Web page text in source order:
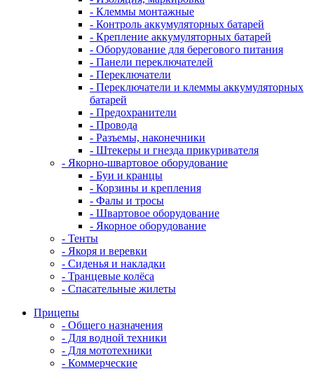
- Клеммы монтажные
- Контроль аккумуляторных батарей
- Крепление аккумуляторных батарей
- Оборудование для берегового питания
- Панели переключателей
- Переключатели
- Переключатели и клеммы аккумуляторных
батарей
- Предохранители
- Провода
- Разъемы, наконечники
- Штекеры и гнезда прикуривателя
- Якорно-швартовое оборудование
- Буи и кранцы
- Корзины и крепления
- Фалы и тросы
- Швартовое оборудование
- Якорное оборудование
- Тенты
- Якоря и веревки
- Сиденья и накладки
- Транцевые колёса
- Спасательные жилеты
Прицепы
- Общего назначения
- Для водной техники
- Для мототехники
- Коммерческие